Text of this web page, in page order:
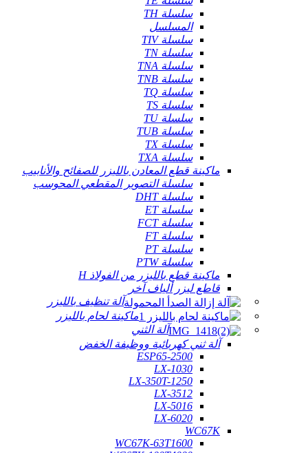
سلسلة TH
المسلسل
سلسلة TIV
سلسلة TN
سلسلة TNA
سلسلة TNB
سلسلة TQ
سلسلة TS
سلسلة TU
سلسلة TUB
سلسلة TX
سلسلة TXA
ماكينة قطع المعادن بالليزر للصفائح والأنابيب
سلسلة التصوير المقطعي المحوسب
سلسلة DHT
سلسلة ET
سلسلة FCT
سلسلة FT
سلسلة PT
سلسلة PTW
ماكينة قطع بالليزر من الفولاذ H
قاطع ليزر ألياف آخر
آلة تنظيف بالليزر
ماكينة لحام بالليزر
آلة الثني
آلة ثني كهربائية ووظيفة الخفض
ESP65-2500
LX-1030
LX-350T-1250
LX-3512
LX-5016
LX-6020
WC67K
WC67K-63T1600